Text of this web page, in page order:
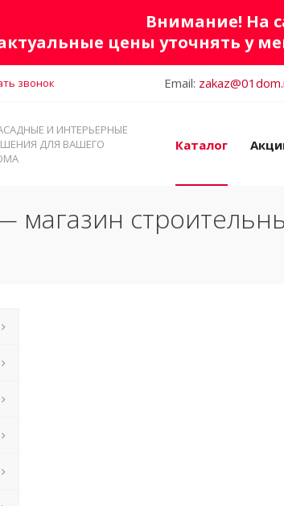
Внимание! На
цены уточнять у
звонок Email:
И ИНТЕРЬЕРНЫЕ
ДЛЯ ВАШЕГО
Каталог
магазин